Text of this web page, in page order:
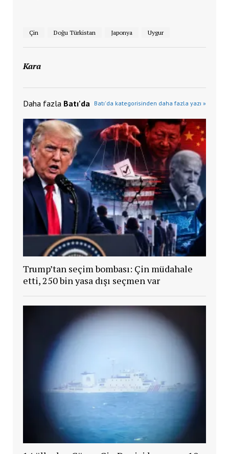
Çin Doğu Türkistan Japonya Uygur
Kara
Daha fazla Batı'da Batı'da kategorisinden daha fazla yazı »
Trump’tan seçim bombası: Çin müdahale
etti, 250 bin yasa dışı seçmen var